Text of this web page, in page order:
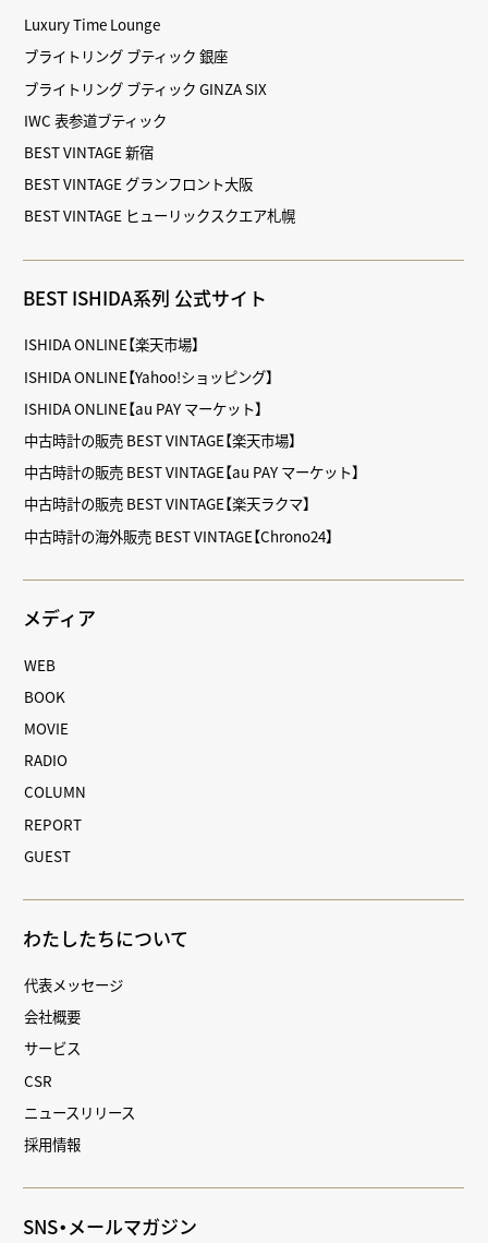
Luxury Time Lounge
ブライトリング ブティック 銀座
ブライトリング ブティック GINZA SIX
IWC 表参道ブティック
BEST VINTAGE 新宿
BEST VINTAGE グランフロント大阪
BEST VINTAGE ヒューリックスクエア札幌
BEST ISHIDA系列 公式サイト
ISHIDA ONLINE【楽天市場】
ISHIDA ONLINE【Yahoo!ショッピング】
ISHIDA ONLINE【au PAY マーケット】
中古時計の販売 BEST VINTAGE【楽天市場】
中古時計の販売 BEST VINTAGE【au PAY マーケット】
中古時計の販売 BEST VINTAGE【楽天ラクマ】
中古時計の海外販売 BEST VINTAGE【Chrono24】
メディア
WEB
BOOK
MOVIE
RADIO
COLUMN
REPORT
GUEST
わたしたちについて
代表メッセージ
会社概要
サービス
CSR
ニュースリリース
採用情報
SNS・メールマガジン